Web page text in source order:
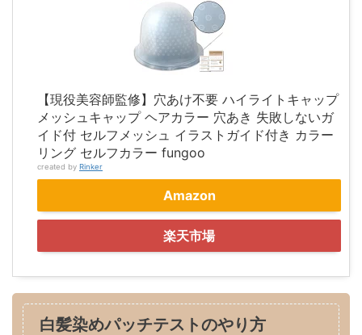
【現役美容師監修】穴あけ不要 ハイライトキャップ
メッシュキャップ ヘアカラー 穴あき 失敗しないガ
イド付 セルフメッシュ イラストガイド付き カラー
リング セルフカラー fungoo
created by Rinker
Amazon
楽天市場
白髪染めパッチテストのやり方